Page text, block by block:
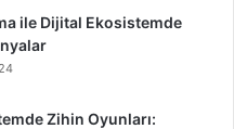
ile Dijital Ekosistemde
Zihin Oyunları: